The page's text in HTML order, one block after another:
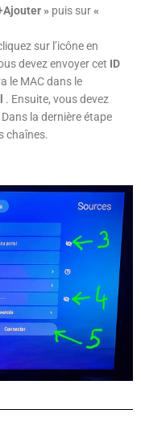
» puis sur«
sur l’icône en
devez envoyer cet ID
le MAC dans le
. Ensuite, vous devez
la dernière étape
chaînes.